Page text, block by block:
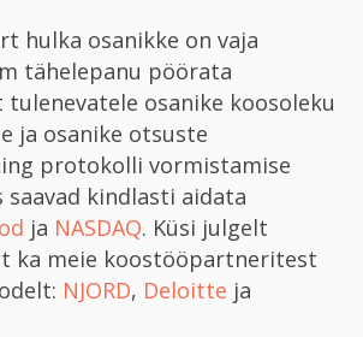
hulka osanikke on vaja
tähelepanu pöörata
osanike koosoleku
ja osanike otsuste
protokolli vormistamise
saavad kindlasti aidata
ja NASDAQ. Küsi julgelt
ka meie koostööpartneritest
NJORD, Deloitte ja